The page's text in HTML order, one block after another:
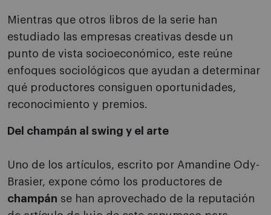
Mientras que otros libros de la serie han
estudiado las empresas creativas desde un
punto de vista socioeconómico, este reúne
enfoques sociológicos que ayudan a determinar
qué productores consiguen oportunidades,
reconocimiento y premios.
Del champán al swing y el arte
Uno de los artículos, escrito por Amandine Ody-
Brasier, expone cómo los productores de
champán se han aprovechado de la reputación